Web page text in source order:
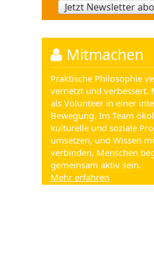
Jetzt Newsletter
Mitmachen
Praktische Philosophie
vernetzt und verbessert.
als Volunteer in einer
Bewegung. Im Team
kulturelle und soziale
umsetzen, und Wissen
verbinden, Menschen
gemeinsam aktiv sein.
Mehr erfahren